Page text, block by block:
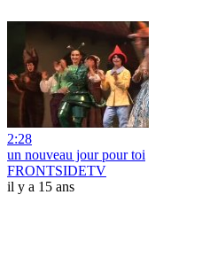
2:28
un nouveau jour pour toi
FRONTSIDETV
il y a 15 ans